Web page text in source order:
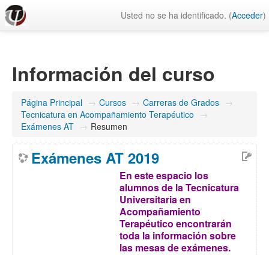
Usted no se ha identificado. (Acceder)
Información del curso
Página Principal → Cursos → Carreras de Grados →
Tecnicatura en Acompañamiento Terapéutico →
Exámenes AT → Resumen
Exámenes AT 2019
En este espacio los
alumnos de la Tecnicatura
Universitaria en
Acompañamiento
Terapéutico encontrarán
toda la información sobre
las mesas de exámenes.